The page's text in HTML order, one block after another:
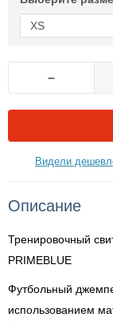
–
Видели
Описание
Тренировочный
PRIMEBLUE
Футбольный
использованием